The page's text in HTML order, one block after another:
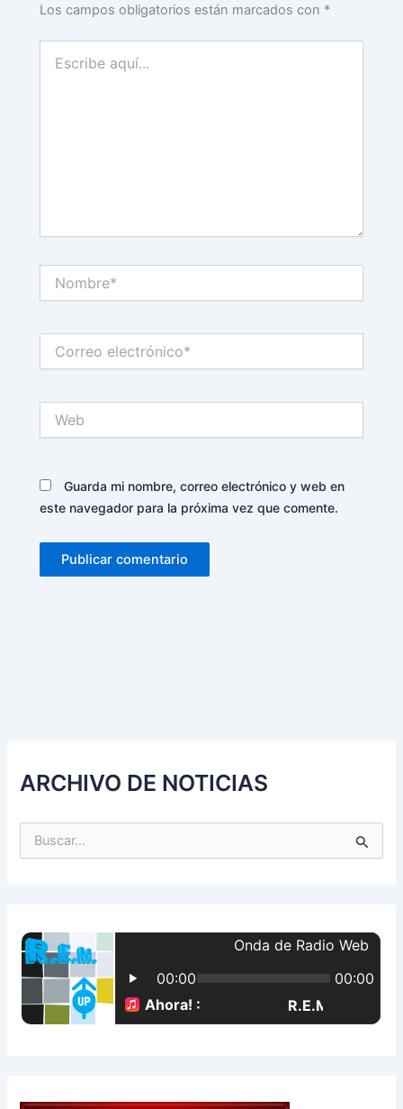
Los campos obligatorios están marcados con *
aquí...
electrónico*
Guarda mi nombre, correo electrónico y web en
este navegador para la próxima vez que comente.
ARCHIVO DE NOTICIAS
p
o
r